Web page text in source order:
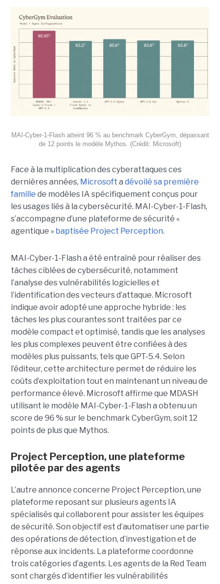
MAI-Cyber-1-Flash atteint 96 % au benchmark CyberGym, dépassant
de 12 points le modèle Mythos. (Crédit: Microsoft)
Face à la multiplication des cyberattaques ces
dernières années, Microsoft a dévoilé sa première
famille de modèles IA spécifiquement conçus pour
les usages liés à la cybersécurité. MAI-Cyber-1-Flash,
s’accompagne d’une plateforme de sécurité «
agentique » baptisée Project Perception.
MAI-Cyber-1-Flash a été entraîné pour réaliser des
tâches ciblées de cybersécurité, notamment
l’analyse des vulnérabilités logicielles et
l’identification des vecteurs d’attaque. Microsoft
indique avoir adopté une approche hybride : les
tâches les plus courantes sont traitées par ce
modèle compact et optimisé, tandis que les analyses
les plus complexes peuvent être confiées à des
modèles plus puissants, tels que GPT-5.4. Selon
l’éditeur, cette architecture permet de réduire les
coûts d’exploitation tout en maintenant un niveau de
performance élevé. Microsoft affirme que MDASH
utilisant le modèle MAI-Cyber-1-Flash a obtenu un
score de 96 % sur le benchmark CyberGym, soit 12
points de plus que Mythos.
Project Perception, une plateforme
pilotée par des agents
L’autre annonce concerne Project Perception, une
plateforme reposant sur plusieurs agents IA
spécialisés qui collaborent pour assister les équipes
de sécurité. Son objectif est d’automatiser une partie
des opérations de détection, d’investigation et de
réponse aux incidents. La plateforme coordonne
trois catégories d’agents. Les agents de la Red Team
sont chargés d’identifier les vulnérabilités